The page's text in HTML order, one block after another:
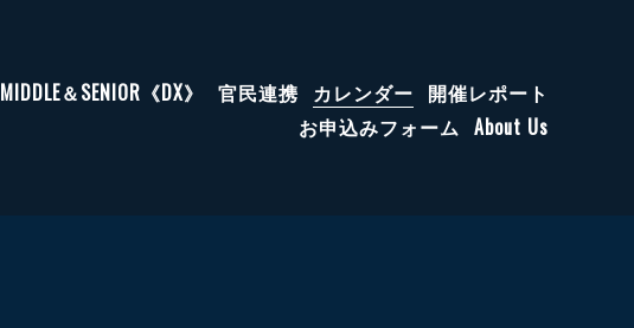
MIDDLE＆SENIOR《DX》 官民連携 カレンダー 開催レポート
お申込みフォーム About Us